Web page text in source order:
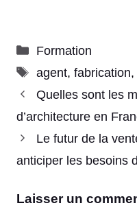
Catégories
Formation
Étiquettes
agent, fabrication,
Quelles sont les
d’architecture en
Le futur de la
anticiper les besoins
Laisser un